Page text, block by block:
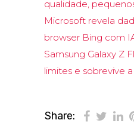
qualidade,
Microsoft revela
browser Bing com
Samsung Galaxy Z
limites e sobrevive
Share: